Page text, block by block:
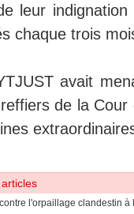
leur
chaque trois
avait
de la Cour
l'orpaillage clandestin